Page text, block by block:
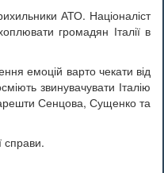
АТО. Націоналіст
громадян Італії в
емоцій варто чекати від
звинувачувати Італію
Сенцова, Сущенко та
справи.